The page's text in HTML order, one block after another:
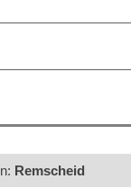
Remscheid